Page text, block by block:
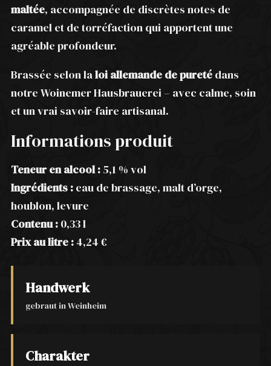
maltée, accompagnée de discrètes notes de
caramel et de torréfaction qui apportent une
agréable profondeur.
Brassée selon laloi allemande de pureté dans
notre Woinemer Hausbrauerei – avec calme, soin
et un vrai savoir-faire artisanal.
Informations produit
Teneur en alcool : 5,1 % vol
Ingrédients : eau de brassage, malt d’orge,
houblon, levure
Contenu : 0,33 l
Prix au litre : 4,24 €
Handwerk
gebraut in Weinheim
Charakter